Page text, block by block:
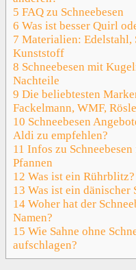
5 FAQ zu Schneebesen
6 Was ist besser Quirl
7 Materialien:
Kunststoff
8 Schneebesen mit
Nachteile
9 Die beliebtesten
Fackelmann, WMF,
10 Schneebesen
Aldi zu empfehlen?
11 Infos zu
Pfannen
12 Was ist ein Rührblitz?
13 Was ist ein dänischer
14 Woher hat der
Namen?
15 Wie Sahne ohne
aufschlagen?